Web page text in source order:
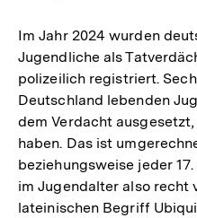
Im Jahr 2024 wurden
Jugendliche als
polizeilich registriert.
Deutschland lebenden
dem Verdacht
haben. Das ist
beziehungsweise jeder
im Jugendalter also recht
lateinischen Begriff